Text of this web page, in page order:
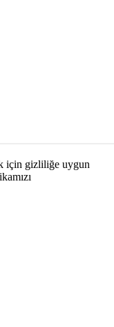
için gizliliğe uygun